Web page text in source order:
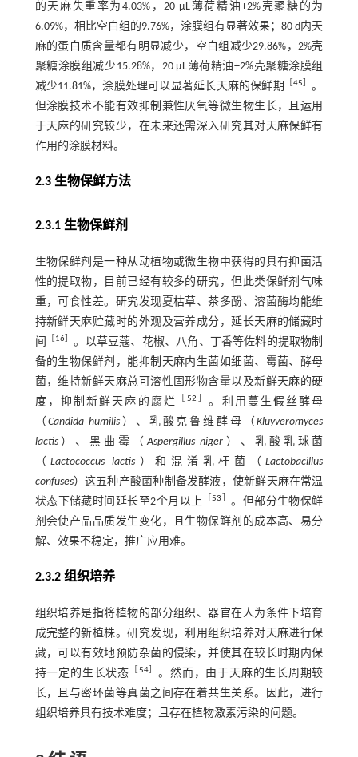
的天麻失重率为4.03%，20 μL薄荷精油+2%壳聚糖的为
6.09%，相比空白组的9.76%，涂膜组有显著效果；80 d内天
麻的蛋白质含量都有明显减少，空白组减少29.86%，2%壳
聚糖涂膜组减少15.28%，20 μL薄荷精油+2%壳聚糖涂膜组
减少11.81%，涂膜处理可以显著延长天麻的保鲜期
45
。
但涂膜技术不能有效抑制兼性厌氧等微生物生长，且运用
于天麻的研究较少，在未来还需深入研究其对天麻保鲜有
作用的涂膜材料。
2.3 生物保鲜方法
2.3.1 生物保鲜剂
生物保鲜剂是一种从动植物或微生物中获得的具有抑菌活
性的提取物，目前已经有较多的研究，但此类保鲜剂气味
重，可食性差。研究发现夏枯草、茶多酚、溶菌酶均能维
持新鲜天麻贮藏时的外观及营养成分，延长天麻的储藏时
间
16
。以草豆蔻、花椒、八角、丁香等佐料的提取物制
备的生物保鲜剂，能抑制天麻内生菌如细菌、霉菌、酵母
菌，维持新鲜天麻总可溶性固形物含量以及新鲜天麻的硬
度，抑制新鲜天麻的腐烂
［52
。利用蔓生假丝酵母
（Candida humilis ）、乳酸克鲁维酵母（Kluyveromyces
lactis）、黑曲霉（Aspergillus niger ）、乳酸乳球菌
（Lactococcus lactis ）和混淆乳杆菌（Lactobacillus
confuses）这五种产酸菌种制备发酵液，使新鲜天麻在常温
状态下储藏时间延长至2个月以上 ［53
。但部分生物保鲜
剂会使产品品质发生变化，且生物保鲜剂的成本高、易分
解、效果不稳定，推广应用难。
2.3.2 组织培养
组织培养是指将植物的部分组织、器官在人为条件下培育
成完整的新植株。研究发现，利用组织培养对天麻进行保
藏，可以有效地预防杂菌的侵染，并使其在较长时期内保
持一定的生长状态
54］ 。然而，由于天麻的生长周期较
长，且与密环菌等真菌之间存在着共生关系。因此，进行
组织培养具有技术难度；且存在植物激素污染的问题。